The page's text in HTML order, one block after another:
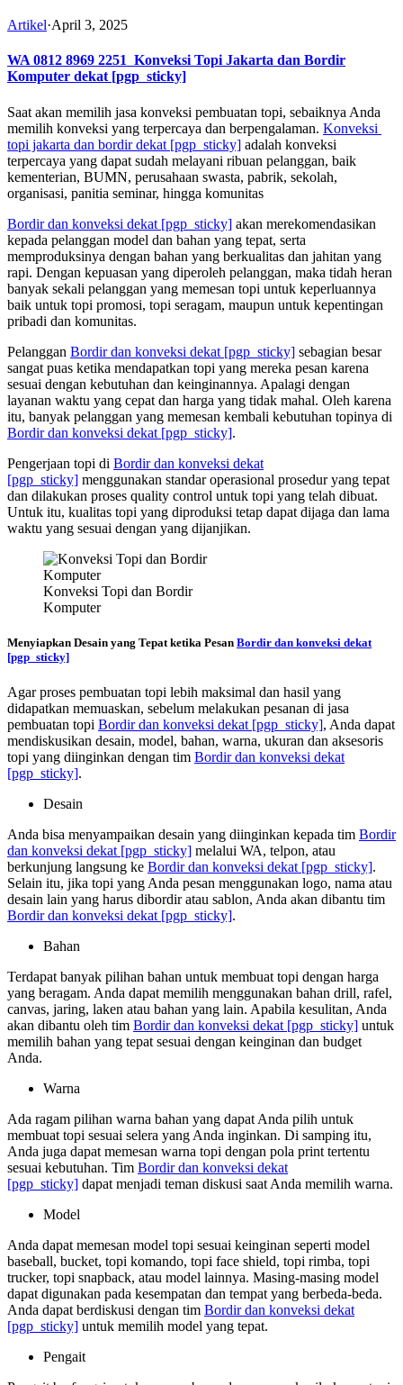
Artikel·April 3, 2025
WA 0812 8969 2251 Konveksi Topi Jakarta dan Bordir
Komputer dekat [pgp_sticky]
Saat akan memilih jasa konveksi pembuatan topi, sebaiknya Anda
memilih konveksi yang terpercaya dan berpengalaman. Konveksi
topi jakarta dan bordir dekat [pgp_sticky] adalah konveksi
terpercaya yang dapat sudah melayani ribuan pelanggan, baik
kementerian, BUMN, perusahaan swasta, pabrik, sekolah,
organisasi, panitia seminar, hingga komunitas
Bordir dan konveksi dekat [pgp_sticky] akan merekomendasikan
kepada pelanggan model dan bahan yang tepat, serta
memproduksinya dengan bahan yang berkualitas dan jahitan yang
rapi. Dengan kepuasan yang diperoleh pelanggan, maka tidah heran
banyak sekali pelanggan yang memesan topi untuk keperluannya
baik untuk topi promosi, topi seragam, maupun untuk kepentingan
pribadi dan komunitas.
Pelanggan Bordir dan konveksi dekat [pgp_sticky] sebagian besar
sangat puas ketika mendapatkan topi yang mereka pesan karena
sesuai dengan kebutuhan dan keinginannya. Apalagi dengan
layanan waktu yang cepat dan harga yang tidak mahal. Oleh karena
itu, banyak pelanggan yang memesan kembali kebutuhan topinya di
Bordir dan konveksi dekat [pgp_sticky].
Pengerjaan topi di Bordir dan konveksi dekat
[pgp_sticky] menggunakan standar operasional prosedur yang tepat
dan dilakukan proses quality control untuk topi yang telah dibuat.
Untuk itu, kualitas topi yang diproduksi tetap dapat dijaga dan lama
waktu yang sesuai dengan yang dijanjikan.
Konveksi Topi dan Bordir
Komputer
Menyiapkan Desain yang Tepat ketika Pesan Bordir dan konveksi dekat
[pgp_sticky]
Agar proses pembuatan topi lebih maksimal dan hasil yang
didapatkan memuaskan, sebelum melakukan pesanan di jasa
pembuatan topi Bordir dan konveksi dekat [pgp_sticky], Anda dapat
mendiskusikan desain, model, bahan, warna, ukuran dan aksesoris
topi yang diinginkan dengan tim Bordir dan konveksi dekat
[pgp_sticky].
Desain
Anda bisa menyampaikan desain yang diinginkan kepada tim Bordir
dan konveksi dekat [pgp_sticky] melalui WA, telpon, atau
berkunjung langsung ke Bordir dan konveksi dekat [pgp_sticky].
Selain itu, jika topi yang Anda pesan menggunakan logo, nama atau
desain lain yang harus dibordir atau sablon, Anda akan dibantu tim
Bordir dan konveksi dekat [pgp_sticky].
Bahan
Terdapat banyak pilihan bahan untuk membuat topi dengan harga
yang beragam. Anda dapat memilih menggunakan bahan drill, rafel,
canvas, jaring, laken atau bahan yang lain. Apabila kesulitan, Anda
akan dibantu oleh tim Bordir dan konveksi dekat [pgp_sticky] untuk
memilih bahan yang tepat sesuai dengan keinginan dan budget
Anda.
Warna
Ada ragam pilihan warna bahan yang dapat Anda pilih untuk
membuat topi sesuai selera yang Anda inginkan. Di samping itu,
Anda juga dapat memesan warna topi dengan pola print tertentu
sesuai kebutuhan. Tim Bordir dan konveksi dekat
[pgp_sticky] dapat menjadi teman diskusi saat Anda memilih warna.
Model
Anda dapat memesan model topi sesuai keinginan seperti model
baseball, bucket, topi komando, topi face shield, topi rimba, topi
trucker, topi snapback, atau model lainnya. Masing-masing model
dapat digunakan pada kesempatan dan tempat yang berbeda-beda.
Anda dapat berdiskusi dengan tim Bordir dan konveksi dekat
[pgp_sticky] untuk memilih model yang tepat.
Pengait